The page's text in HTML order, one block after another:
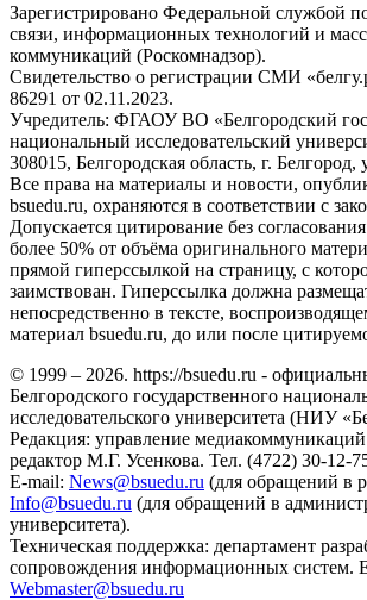
Зарегистрировано Федеральной службой
связи, информационных технологий и
коммуникаций (Роскомнадзор).
Свидетельство о регистрации СМИ
86291 от 02.11.2023.
Учредитель: ФГАОУ ВО «Белгородский
национальный исследовательский
308015, Белгородская область, г.
Все права на материалы и новости,
bsuedu.ru, охраняются в соответствии с
Допускается цитирование без
более 50% от объёма оригинального
прямой гиперссылкой на страницу, с
заимствован. Гиперссылка должна
непосредственно в тексте,
материал bsuedu.ru, до или после
© 1999 – 2026. https://bsuedu.ru -
Белгородского государственного
исследовательского университета (НИУ
Редакция: управление
редактор М.Г. Усенкова. Тел. (4722) 30-12-
E-mail: News@bsuedu.ru (для обращений в
Info@bsuedu.ru (для обращений в
университета).
Техническая поддержка: департамент
сопровождения информационных систем.
Webmaster@bsuedu.ru